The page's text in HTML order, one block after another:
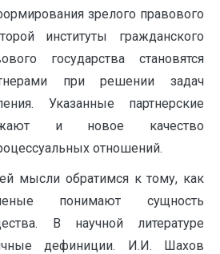
зрелого правового
институты гражданского
государства становятся
при решении задач
Указанные партнерские
и новое качество
отношений.
мысли обратимся к тому, как
понимают сущность
В научной литературе
дефиниции. И.И. Шахов